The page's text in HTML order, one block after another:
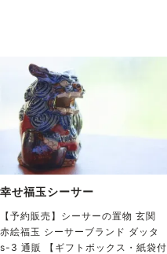
幸せ福玉シーサー
【予約販売】シーサーの置物 玄関
赤絵福玉 シーサーブランド ダッタ
s-3 通販 【ギフトボックス・紙袋付